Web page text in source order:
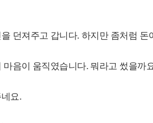
던져주고 갑니다. 하지만 좀처럼 돈
음이 움직였습니다. 뭐라고 썼을까
요.